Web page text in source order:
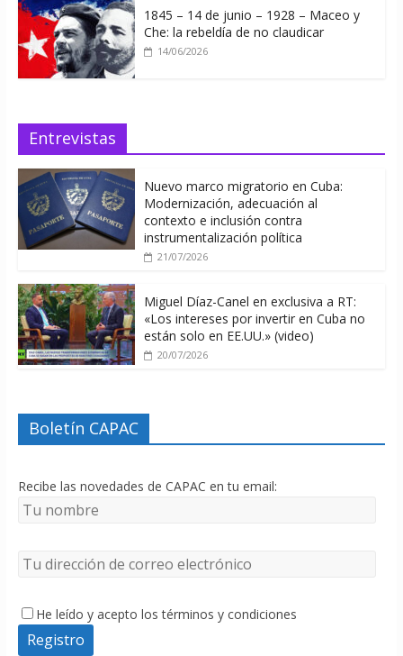
1845 – 14 de junio – 1928 – Maceo y
Che: la rebeldía de no claudicar
14/06/2026
Entrevistas
Nuevo marco migratorio en Cuba:
Modernización, adecuación al
contexto e inclusión contra
instrumentalización política
21/07/2026
Miguel Díaz-Canel en exclusiva a RT:
«Los intereses por invertir en Cuba no
están solo en EE.UU.» (video)
20/07/2026
Boletín CAPAC
Recibe las novedades de CAPAC en tu email:
He leído y acepto los términos y condiciones